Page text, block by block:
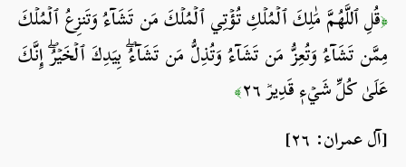
﴿قُلِ ٱللَّهُمَّ مَٰلِكَ ٱلۡمُلۡكِ تُؤۡتِي ٱلۡمُلۡكَ مَن تَشَآءُ وَتَنزِعُ ٱلۡمُلۡكَ
مِمَّن تَشَآءُ وَتُعِزُّ مَن تَشَآءُ وَتُذِلُّ مَن تَشَآءُۖ بِيَدِكَ ٱلۡخَيۡرُۖ إِنَّكَ
عَلَىٰ كُلِّ شَيۡءٖ قَدِيرٞ ٢٦
﴾
[آل عمران: ٢٦]